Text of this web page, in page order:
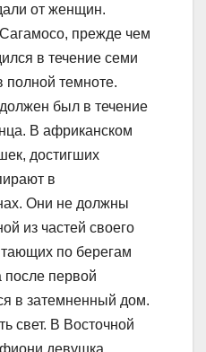
от женщин.
прежде чем
в течение семи
полной темноте.
был в течение
В африканском
достигших
в
Они не должны
из частей своего
по берегам
после первой
в затемненный дом.
свет. В Восточной
девушка